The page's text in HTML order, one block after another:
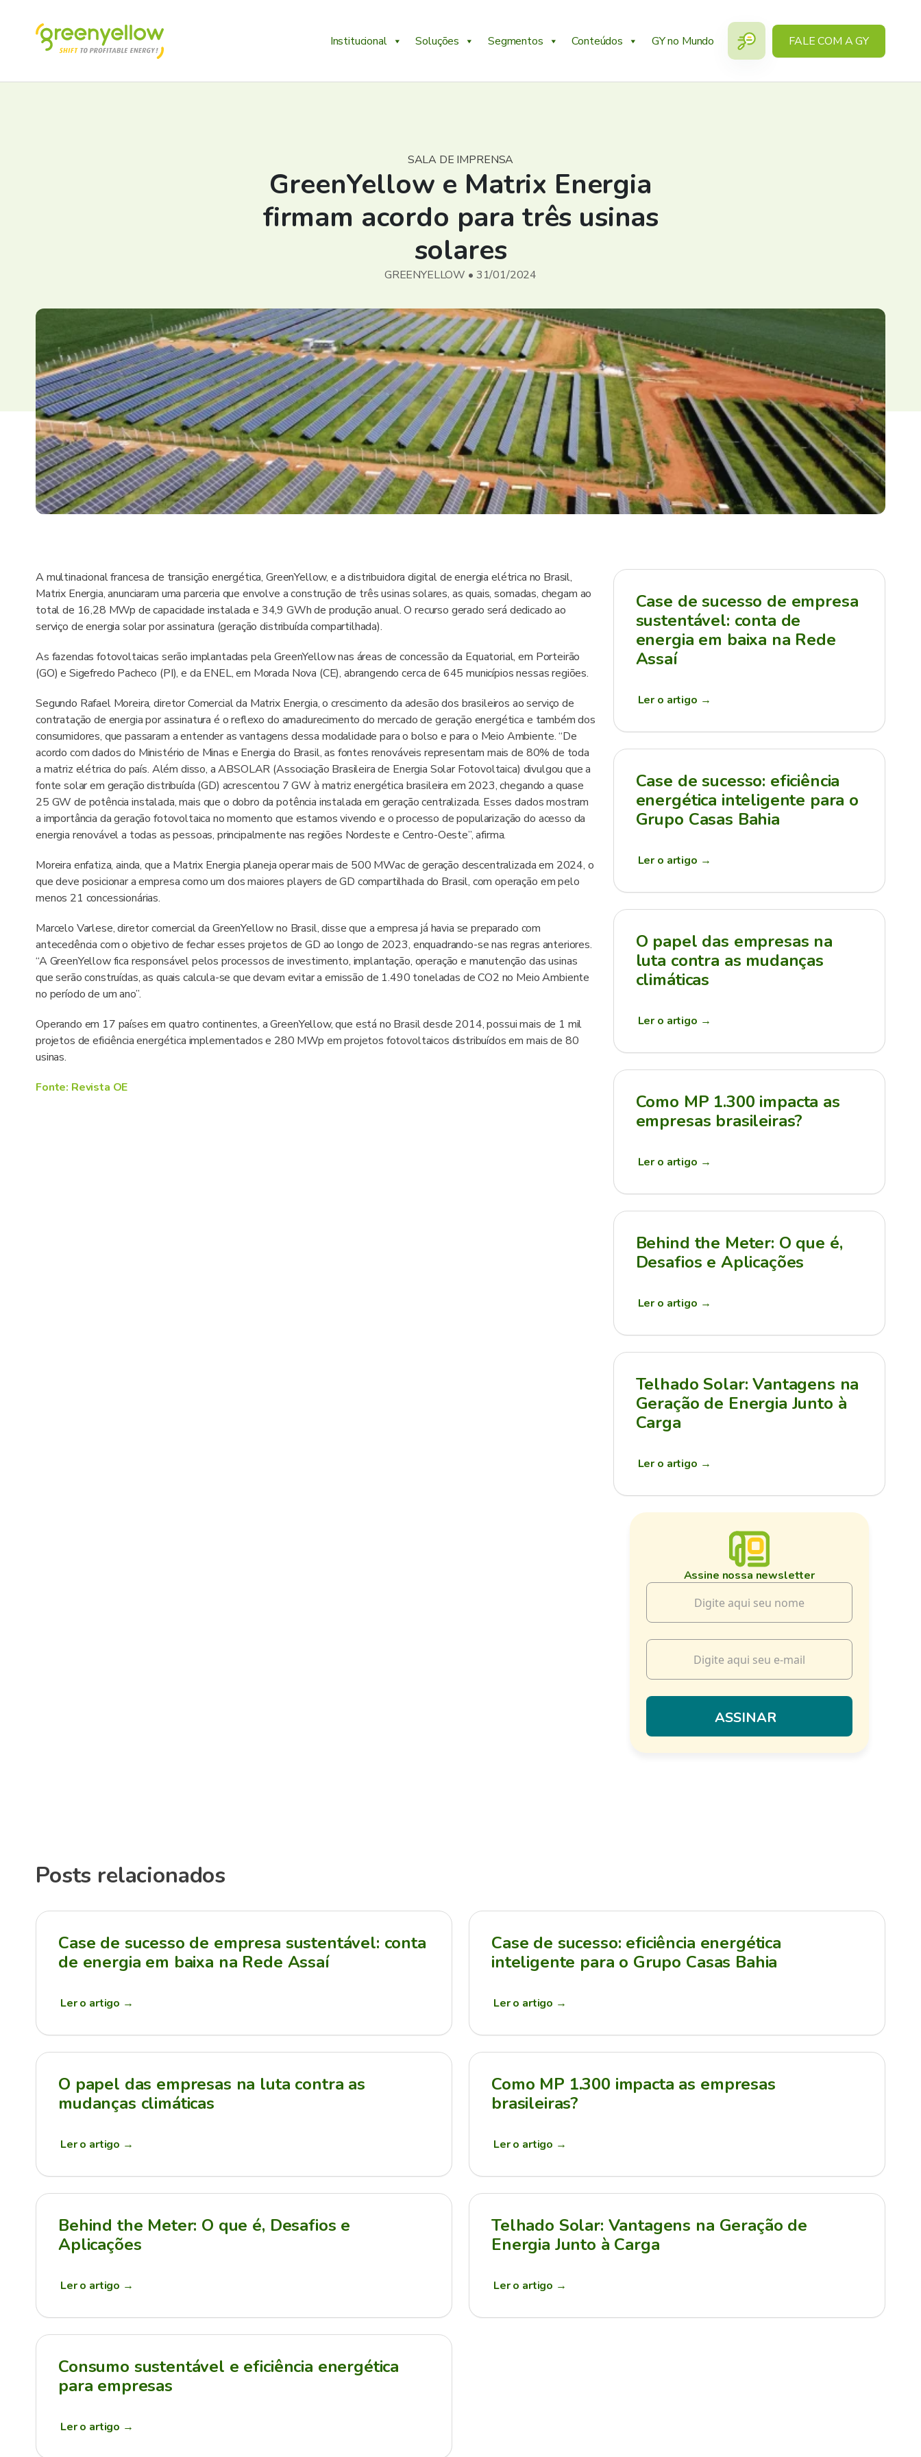
Institucional Soluções Segmentos Conteúdos GY no Mundo FALE COM A GY
SALA DE IMPRENSA
GreenYellow e Matrix Energia
firmam acordo para três usinas
solares
GREENYELLOW • 31/01/2024
A multinacional francesa de transição energética, GreenYellow, e a distribuidora digital de energia elétrica no Brasil,
Matrix Energia, anunciaram uma parceria que envolve a construção de três usinas solares, as quais, somadas, chegam ao
total de 16,28 MWp de capacidade instalada e 34,9 GWh de produção anual. O recurso gerado será dedicado ao
serviço de energia solar por assinatura (geração distribuída compartilhada).
As fazendas fotovoltaicas serão implantadas pela GreenYellow nas áreas de concessão da Equatorial, em Porteirão
(GO) e Sigefredo Pacheco (PI), e da ENEL, em Morada Nova (CE), abrangendo cerca de 645 municípios nessas regiões.
Segundo Rafael Moreira, diretor Comercial da Matrix Energia, o crescimento da adesão dos brasileiros ao serviço de
contratação de energia por assinatura é o reflexo do amadurecimento do mercado de geração energética e também dos
consumidores, que passaram a entender as vantagens dessa modalidade para o bolso e para o Meio Ambiente. “De
acordo com dados do Ministério de Minas e Energia do Brasil, as fontes renováveis representam mais de 80% de toda
a matriz elétrica do país. Além disso, a ABSOLAR (Associação Brasileira de Energia Solar Fotovoltaica) divulgou que a
fonte solar em geração distribuída (GD) acrescentou 7 GW à matriz energética brasileira em 2023, chegando a quase
25 GW de potência instalada, mais que o dobro da potência instalada em geração centralizada. Esses dados mostram
a importância da geração fotovoltaica no momento que estamos vivendo e o processo de popularização do acesso da
energia renovável a todas as pessoas, principalmente nas regiões Nordeste e Centro-Oeste”, afirma.
Moreira enfatiza, ainda, que a Matrix Energia planeja operar mais de 500 MWac de geração descentralizada em 2024, o
que deve posicionar a empresa como um dos maiores players de GD compartilhada do Brasil, com operação em pelo
menos 21 concessionárias.
Marcelo Varlese, diretor comercial da GreenYellow no Brasil, disse que a empresa já havia se preparado com
antecedência com o objetivo de fechar esses projetos de GD ao longo de 2023, enquadrando-se nas regras anteriores.
“A GreenYellow fica responsável pelos processos de investimento, implantação, operação e manutenção das usinas
que serão construídas, as quais calcula-se que devam evitar a emissão de 1.490 toneladas de CO2 no Meio Ambiente
no período de um ano”.
Operando em 17 países em quatro continentes, a GreenYellow, que está no Brasil desde 2014, possui mais de 1 mil
projetos de eficiência energética implementados e 280 MWp em projetos fotovoltaicos distribuídos em mais de 80
usinas.
Fonte: Revista OE
Case de sucesso de empresa
sustentável: conta de
energia em baixa na Rede
Assaí
Ler o artigo →
Case de sucesso: eficiência
energética inteligente para o
Grupo Casas Bahia
Ler o artigo →
O papel das empresas na
luta contra as mudanças
climáticas
Ler o artigo →
Como MP 1.300 impacta as
empresas brasileiras?
Ler o artigo →
Behind the Meter: O que é,
Desafios e Aplicações
Ler o artigo →
Telhado Solar: Vantagens na
Geração de Energia Junto à
Carga
Ler o artigo →
Assine nossa newsletter
Posts relacionados
Case de sucesso de empresa sustentável: conta
de energia em baixa na Rede Assaí
Ler o artigo →
Case de sucesso: eficiência energética
inteligente para o Grupo Casas Bahia
Ler o artigo →
O papel das empresas na luta contra as
mudanças climáticas
Ler o artigo →
Como MP 1.300 impacta as empresas
brasileiras?
Ler o artigo →
Behind the Meter: O que é, Desafios e
Aplicações
Ler o artigo →
Telhado Solar: Vantagens na Geração de
Energia Junto à Carga
Ler o artigo →
Consumo sustentável e eficiência energética
para empresas
Ler o artigo →